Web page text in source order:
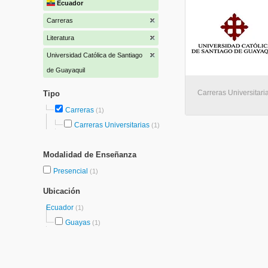
Ecuador
Carreras
Literatura
Universidad Católica de Santiago
de Guayaquil
Tipo
Carreras (1)
Carreras Universitarias (1)
Modalidad de Enseñanza
Presencial (1)
Ubicación
Ecuador (1)
Guayas (1)
Carreras